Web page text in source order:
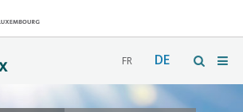
FR DE